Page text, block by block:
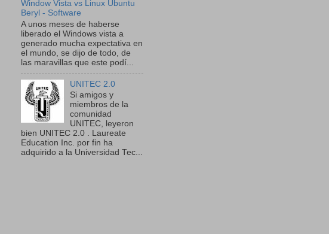
Window Vista vs Linux Ubuntu
Beryl - Software
A unos meses de haberse
liberado el Windows vista a
generado mucha expectativa en
el mundo, se dijo de todo, de
las maravillas que este podí...
UNITEC 2.0
Si amigos y
miembros de la
comunidad
UNITEC, leyeron
bien UNITEC 2.0 . Laureate
Education Inc. por fin ha
adquirido a la Universidad Tec...